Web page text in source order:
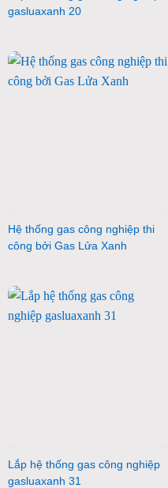
gasluaxanh 20
Hệ thống gas công nghiệp thi
công bởi Gas Lửa Xanh
Lắp hệ thống gas công nghiệp
gasluaxanh 31